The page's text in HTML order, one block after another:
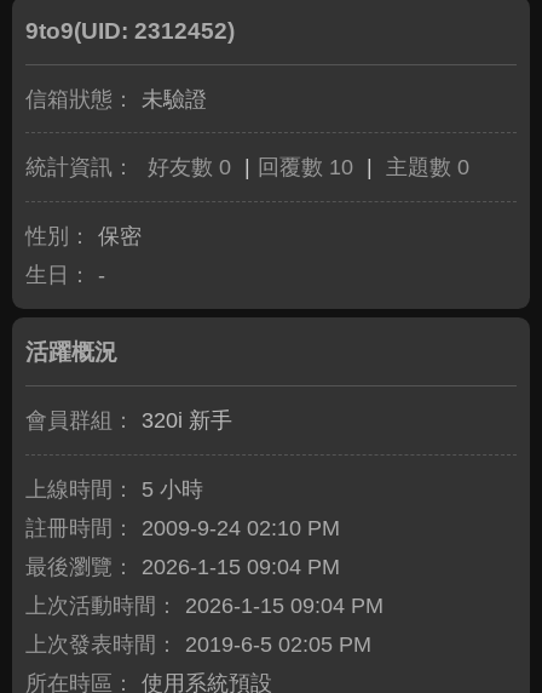
9to9(UID: 2312452)
信箱狀態： 未驗證
統計資訊： 好友數 0 回覆數 10 主題數 0
性別：
保密
生日：
-
活躍概況
會員群組： 320i 新手
上線時間：
5 小時
註冊時間：
2009-9-24 02:10 PM
最後瀏覽：
2026-1-15 09:04 PM
上次活動時間：
2026-1-15 09:04 PM
上次發表時間：
2019-6-5 02:05 PM
所在時區：
使用系統預設